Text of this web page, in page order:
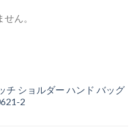
ん。
チ ショルダー ハンド バッグ
2